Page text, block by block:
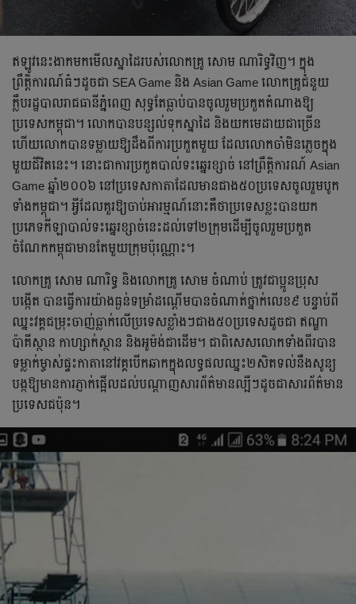
ឥឡូវ​នេះ​ងាក​មក​មើល​ស្នាដៃ​របស់​លោកគ្រូ សោម ណារិទ្ធ​វិញ។ ក្នុង
ព្រឹត្តិការណ៍ធំៗ​​ដូចជា SEA Game និង Asian Game លោកគ្រូជំនួយ​
ក្លឹបរដ្ឋ​បាលរាជធានីភុ្នំពេញ ​សុទ្ធតែធ្លាប់បានចូលរួមប្រកួតតំណាងឱ្យ
ប្រទេសកម្ពុជា។ លោកបានបន្សល់ទុកស្នាដៃ និងយកមេដាយជាច្រើន
ហើយលោក​បានទម្លាយឱ្យដឹងពីការប្រកួតមួយ ដែលលោកចាំមិនភ្លេចក្នុង
មួយជីវិតនេះ។ ​នោះជាការប្រកួតបាល់​ទះ​ឆ្នេរខ្សាច់​ នៅព្រឹត្តិការណ៍ Asian
Game ឆ្នាំ២០០៦ នៅប្រទេសកាតាដែលមានជាង​៥០​ប្រទេស​ចូលរួមបូក
ទាំងកម្ពុជា​។ អ្វីដែលគួរឱ្យចាប់អារម្មណ៍នោះគឺថាប្រទេសខ្លះបានយក
ប្រភេទកីឡាបាល់ទះឆ្នេរខ្សាច់នេះដល់ទៅ២ក្រុមដើម្បីចូលរួមប្រកួត
ចំណែកកម្ពុជាមានតែមួយក្រុមប៉ុណ្ណោះ។
​លោកគ្រូ សោម ណារិទ្ធ និងលោកគ្រូ សោម ចំណាប់ ត្រូវជាប្អូនប្រុស
បង្កើត បានធ្វើការយ៉ាងធ្ងន់​ទម្រាំដណ្ដើមបានចំណាត់ថ្នាក់លេខ៩ បន្ទាប់ពី
ឈ្នះវគ្គជម្រុះចាញ់ធ្លាក់លើប្រទេសខ្លាំងៗជាង​៥០​ប្រទេស​ដូចជា​ ឥណ្ឌា
ប៉ាគីស្ថាន កាហ្សាក់ស្ថាន និងអូម៉ង់ជាដើម។ ជា​ពិសេស​លោកទាំង​ពីរ​បាន​​​
ទម្លាក់​ម្ចាស់​ផ្ទះកាតា​នៅវគ្គបើកឆាកក្នុងលទ្ធផលឈ្នះ២សិតទល់នឹងសូន្យ​
បង្កឱ្យមានការភ្ញាក់ផ្អើលដល់បណ្ដាញសារព័ត៌មានល្បីៗដូចជាសារព័ត៌មាន
ប្រទេសជប៉ុន​។​​